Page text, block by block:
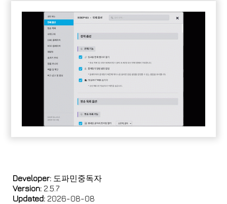
Developer: 도파민중독자
Version: 2.5.7
Updated: 2026-08-08